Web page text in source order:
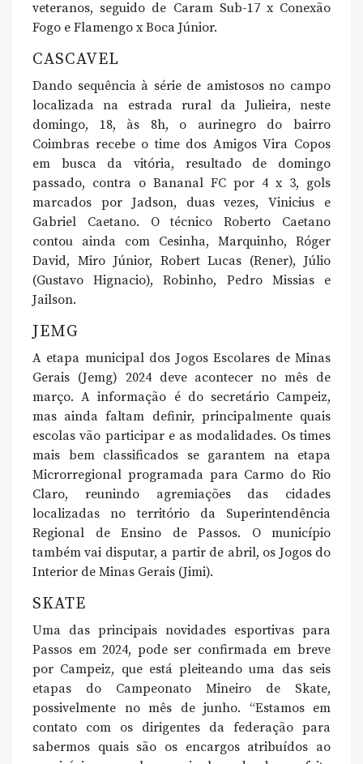
veteranos, seguido de Caram Sub-17 x Conexão
Fogo e Flamengo x Boca Júnior.
CASCAVEL
Dando sequência à série de amistosos no campo
localizada na estrada rural da Julieira, neste
domingo, 18, às 8h, o aurinegro do bairro
Coimbras recebe o time dos Amigos Vira Copos
em busca da vitória, resultado de domingo
passado, contra o Bananal FC por 4 x 3, gols
marcados por Jadson, duas vezes, Vinicius e
Gabriel Caetano. O técnico Roberto Caetano
contou ainda com Cesinha, Marquinho, Róger
David, Miro Júnior, Robert Lucas (Rener), Júlio
(Gustavo Hignacio), Robinho, Pedro Missias e
Jailson.
JEMG
A etapa municipal dos Jogos Escolares de Minas
Gerais (Jemg) 2024 deve acontecer no mês de
março. A informação é do secretário Campeiz,
mas ainda faltam definir, principalmente quais
escolas vão participar e as modalidades. Os times
mais bem classificados se garantem na etapa
Microrregional programada para Carmo do Rio
Claro, reunindo agremiações das cidades
localizadas no território da Superintendência
Regional de Ensino de Passos. O município
também vai disputar, a partir de abril, os Jogos do
Interior de Minas Gerais (Jimi).
SKATE
Uma das principais novidades esportivas para
Passos em 2024, pode ser confirmada em breve
por Campeiz, que está pleiteando uma das seis
etapas do Campeonato Mineiro de Skate,
possivelmente no mês de junho. “Estamos em
contato com os dirigentes da federação para
sabermos quais são os encargos atribuídos ao